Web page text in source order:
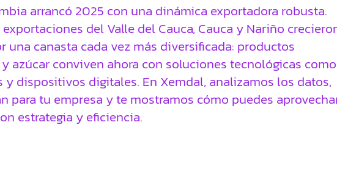
arrancó 2025 con una dinámica exportadora robusta.
del Valle del Cauca, Cauca y Nariño
una canasta cada vez más diversificada: productos
azúcar conviven ahora con soluciones tecnológicas como
dispositivos digitales. En Xemdal, analizamos los datos,
para tu empresa y te mostramos cómo puedes
estrategia y eficiencia.